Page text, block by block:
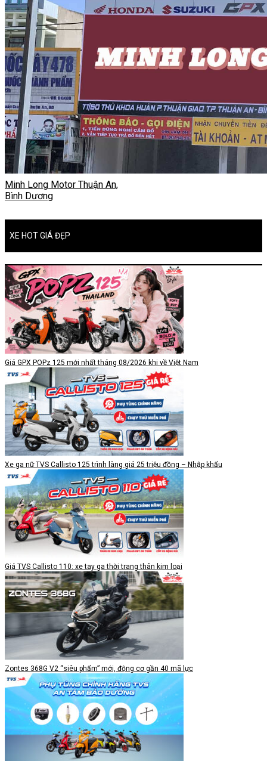
Minh Long Motor Thuận An,
Bình Dương
XE HOT GIÁ ĐẸP
Giá GPX POPz 125 mới nhất tháng 08/2026 khi về Việt Nam
Xe ga nữ TVS Callisto 125 trình làng giá 25 triệu đồng – Nhập khẩu
Giá TVS Callisto 110: xe tay ga thời trang thân kim loại
Zontes 368G V2 “siêu phẩm” mới, động cơ gần 40 mã lực